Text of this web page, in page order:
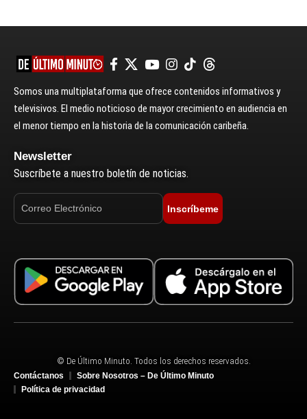
Somos una multiplataforma que ofrece contenidos informativos y
televisivos. El medio noticioso de mayor crecimiento en audiencia en
el menor tiempo en la historia de la comunicación caribeña.
Newsletter
Suscríbete a nuestro boletín de noticias.
Inscríbeme
© De Último Minuto. Todos los derechos reservados.
Contáctanos
Sobre Nosotros – De Último Minuto
Política de privacidad